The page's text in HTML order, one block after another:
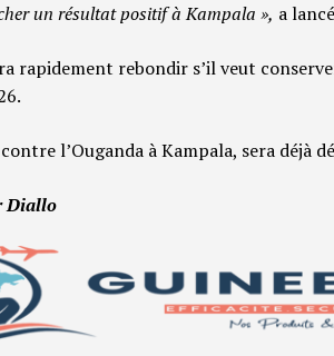
un résultat positif à Kampala », a
rapidement rebondir s’il veut
l’Ouganda à Kampala, sera déjà
Diallo